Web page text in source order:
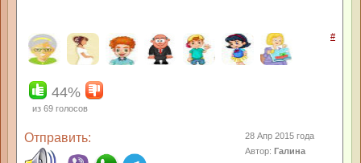
#
44%
из 69 голосов
Отправить:
28 Апр 2015 года
Автор:Галина